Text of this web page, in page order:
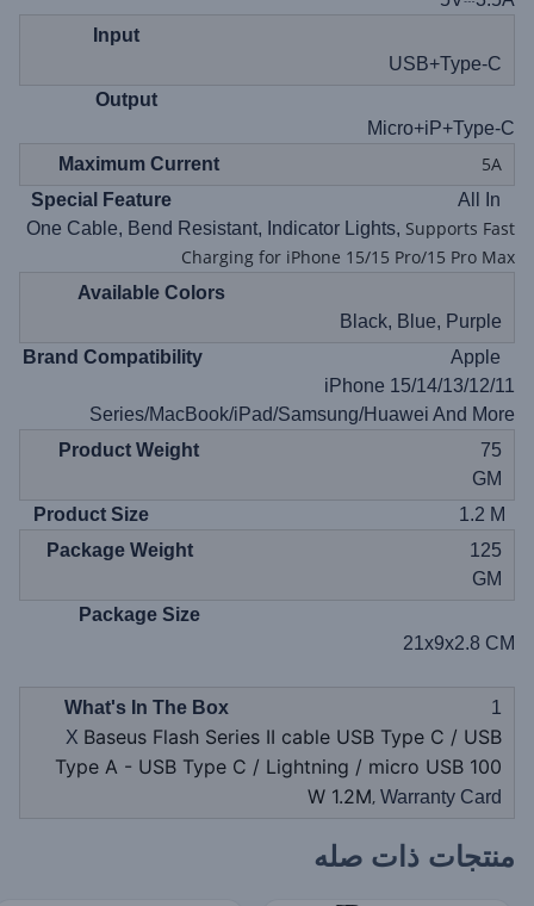
Input
USB+Type-C
Micro+iP+Type-C
Maximum Current
5A
All In
One Cable, Bend Resistant, Indicator Lights, Supports Fast
Charging for iPhone 15/15 Pro/15 Pro Max
Available Colors
Black, Blue, Purple
Apple
iPhone 15/14/13/12/11
Series/MacBook/iPad/Samsung/Huawei And More
Product Weight
75
GM
1.2 M
Package Weight 125
GM
21x9x2.8 CM
What's In The Box 1
X Baseus Flash Series II cable USB Type C / USB
Type A - USB Type C / Lightning / micro USB 100
W 1.2M, Warranty Card
منتجات ذات صله